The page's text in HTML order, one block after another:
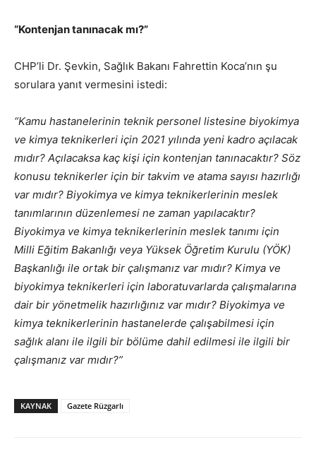
“Kontenjan tanınacak mı?”
CHP’li Dr. Şevkin, Sağlık Bakanı Fahrettin Koca’nın şu
sorulara yanıt vermesini istedi:
“Kamu hastanelerinin teknik personel listesine biyokimya
ve kimya teknikerleri için 2021 yılında yeni kadro açılacak
mıdır? Açılacaksa kaç kişi için kontenjan tanınacaktır? Söz
konusu teknikerler için bir takvim ve atama sayısı hazırlığı
var mıdır? Biyokimya ve kimya teknikerlerinin meslek
tanımlarının düzenlemesi ne zaman yapılacaktır?
Biyokimya ve kimya teknikerlerinin meslek tanımı için
Milli Eğitim Bakanlığı veya Yüksek Öğretim Kurulu (YÖK)
Başkanlığı ile ortak bir çalışmanız var mıdır? Kimya ve
biyokimya teknikerleri için laboratuvarlarda çalışmalarına
dair bir yönetmelik hazırlığınız var mıdır? Biyokimya ve
kimya teknikerlerinin hastanelerde çalışabilmesi için
sağlık alanı ile ilgili bir bölüme dahil edilmesi ile ilgili bir
çalışmanız var mıdır?”
KAYNAK Gazete Rüzgarlı